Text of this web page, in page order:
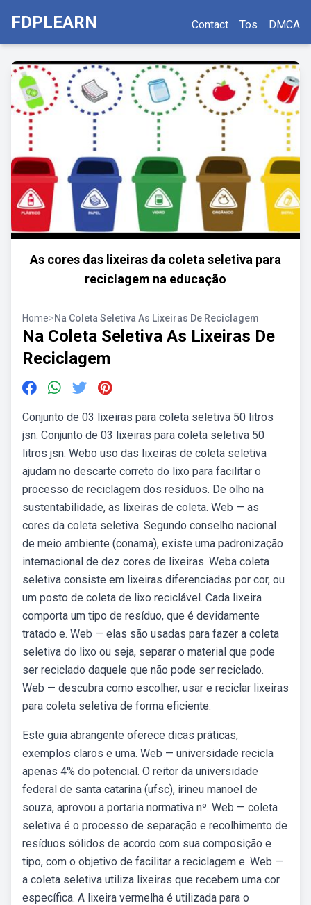
FDPLEARN Contact Tos DMCA
As cores das lixeiras da coleta seletiva para
reciclagem na educação
Home>Na Coleta Seletiva As Lixeiras De Reciclagem
Na Coleta Seletiva As Lixeiras De
Reciclagem
Conjunto de 03 lixeiras para coleta seletiva 50 litros
jsn. Conjunto de 03 lixeiras para coleta seletiva 50
litros jsn. Webo uso das lixeiras de coleta seletiva
ajudam no descarte correto do lixo para facilitar o
processo de reciclagem dos resíduos. De olho na
sustentabilidade, as lixeiras de coleta. Web — as
cores da coleta seletiva. Segundo conselho nacional
de meio ambiente (conama), existe uma padronização
internacional de dez cores de lixeiras. Weba coleta
seletiva consiste em lixeiras diferenciadas por cor, ou
um posto de coleta de lixo reciclável. Cada lixeira
comporta um tipo de resíduo, que é devidamente
tratado e. Web — elas são usadas para fazer a coleta
seletiva do lixo ou seja, separar o material que pode
ser reciclado daquele que não pode ser reciclado.
Web — descubra como escolher, usar e reciclar lixeiras
para coleta seletiva de forma eficiente.
Este guia abrangente oferece dicas práticas,
exemplos claros e uma. Web — universidade recicla
apenas 4% do potencial. O reitor da universidade
federal de santa catarina (ufsc), irineu manoel de
souza, aprovou a portaria normativa nº. Web — coleta
seletiva é o processo de separação e recolhimento de
resíduos sólidos de acordo com sua composição e
tipo, com o objetivo de facilitar a reciclagem e. Web —
a coleta seletiva utiliza lixeiras que recebem uma cor
específica. A lixeira vermelha é utilizada para o